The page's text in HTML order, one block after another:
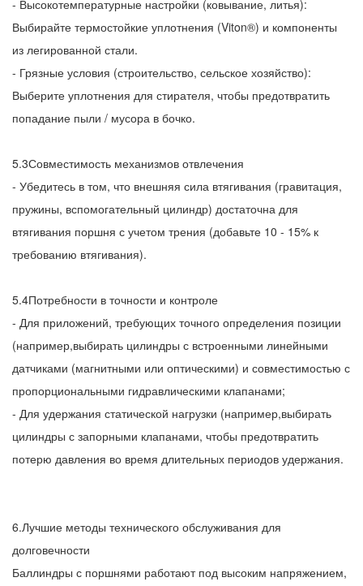
- Высокотемпературные настройки (ковывание, литья):
Выбирайте термостойкие уплотнения (Viton®) и компоненты
из легированной стали.
- Грязные условия (строительство, сельское хозяйство):
Выберите уплотнения для стирателя, чтобы предотвратить
попадание пыли / мусора в бочко.
5.3Совместимость механизмов отвлечения
- Убедитесь в том, что внешняя сила втягивания (гравитация,
пружины, вспомогательный цилиндр) достаточна для
втягивания поршня с учетом трения (добавьте 10 - 15% к
требованию втягивания).
5.4Потребности в точности и контроле
- Для приложений, требующих точного определения позиции
(например,выбирать цилиндры с встроенными линейными
датчиками (магнитными или оптическими) и совместимостью с
пропорциональными гидравлическими клапанами;
- Для удержания статической нагрузки (например,выбирать
цилиндры с запорными клапанами, чтобы предотвратить
потерю давления во время длительных периодов удержания.
6.Лучшие методы технического обслуживания для
долговечности
Баллиндры с поршнями работают под высоким напряжением,